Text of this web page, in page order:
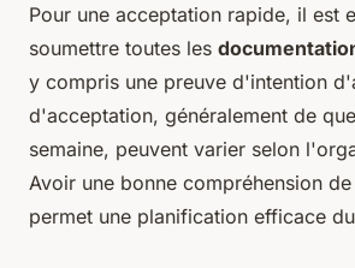
Pour une acceptation rapide, il est
soumettre toutes les
y compris une preuve d'intention
d'acceptation, généralement de
semaine, peuvent varier selon
Avoir une bonne compréhension
permet une planification efficace